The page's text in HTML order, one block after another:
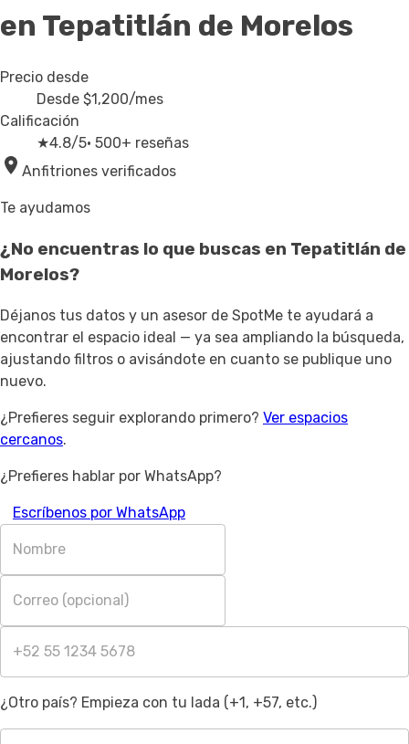
en Tepatitlán de Morelos
Precio desde
Desde $1,200/mes
Calificación
★4.8/5· 500+ reseñas
Anfitriones verificados
Te ayudamos
¿No encuentras lo que buscas en Tepatitlán de
Morelos?
Déjanos tus datos y un asesor de SpotMe te ayudará a
encontrar el espacio ideal — ya sea ampliando la búsqueda,
ajustando filtros o avisándote en cuanto se publique uno
nuevo.
¿Prefieres seguir explorando primero? Ver espacios
cercanos.
¿Prefieres hablar por WhatsApp?
Escríbenos por WhatsApp
¿Otro país? Empieza con tu lada (+1, +57, etc.)